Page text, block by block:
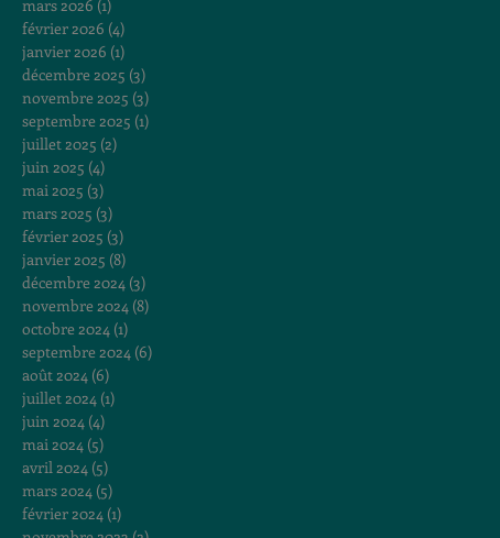
mars 2026 (1)
février 2026 (4)
janvier 2026 (1)
décembre 2025 (3)
novembre 2025 (3)
septembre 2025 (1)
juillet 2025 (2)
juin 2025 (4)
mai 2025 (3)
mars 2025 (3)
février 2025 (3)
janvier 2025 (8)
décembre 2024 (3)
novembre 2024 (8)
octobre 2024 (1)
septembre 2024 (6)
août 2024 (6)
juillet 2024 (1)
juin 2024 (4)
mai 2024 (5)
avril 2024 (5)
mars 2024 (5)
février 2024 (1)